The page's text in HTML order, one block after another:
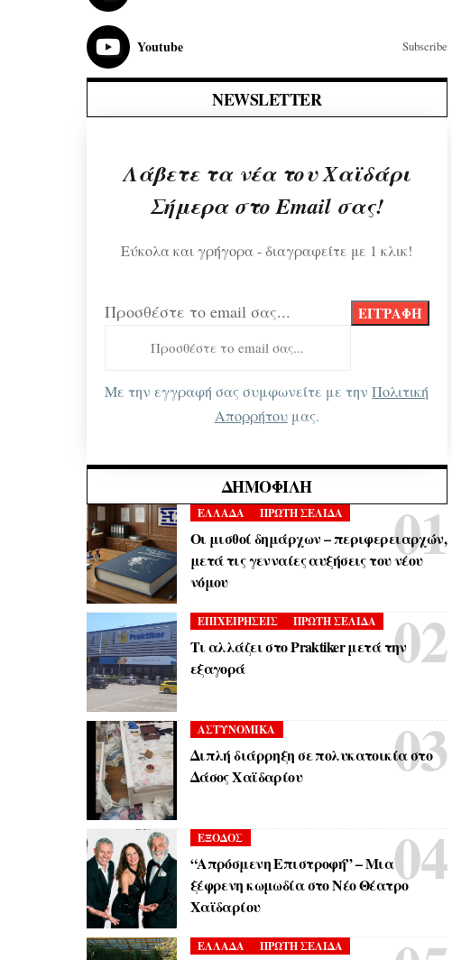
Youtube Subscribe
NEWSLETTER
Λάβετε τα νέα του Χαϊδάρι
Σήμερα στο Email σας!
Εύκολα και γρήγορα - διαγραφείτε με 1 κλικ!
Προσθέστε το email σας...
Με την εγγραφή σας συμφωνείτε με τηνΠολιτική
Απορρήτουμας.
ΔΗΜΟΦΙΛΉ
ΕΛΛΑΔΑ ΠΡΩΤΗ ΣΕΛΙΔΑ
Οι μισθοί δημάρχων – περιφερειαρχών,
μετά τις γενναίες αυξήσεις του νέου
νόμου
ΕΠΙΧΕΙΡΗΣΕΙΣ ΠΡΩΤΗ ΣΕΛΙΔΑ
Τι αλλάζει στο Praktiker μετά την
εξαγορά
ΑΣΤΥΝΟΜΙΚΑ
Διπλή διάρρηξη σε πολυκατοικία στο
Δάσος Χαϊδαρίου
ΕΞΟΔΟΣ
“Απρόσμενη Επιστροφή” – Μια
ξέφρενη κωμωδία στο Νέο Θέατρο
Χαϊδαρίου
ΕΛΛΑΔΑ ΠΡΩΤΗ ΣΕΛΙΔΑ